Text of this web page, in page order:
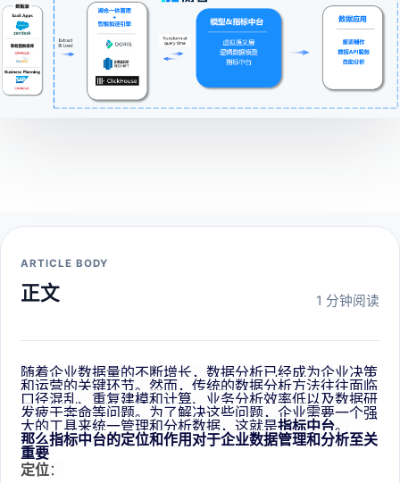
ARTICLE BODY
正文 1 分钟阅读
随着企业数据量的不断增长，数据分析已经成为企业决策
和运营的关键环节。然而，传统的数据分析方法往往面临
口径混乱、重复建模和计算、业务分析效率低以及数据研
发疲于奔命等问题。为了解决这些问题，企业需要一个强
大的工具来统一管理和分析数据，这就是指标中台。
那么指标中台的定位和作用对于企业数据管理和分析至关
重要
定位：